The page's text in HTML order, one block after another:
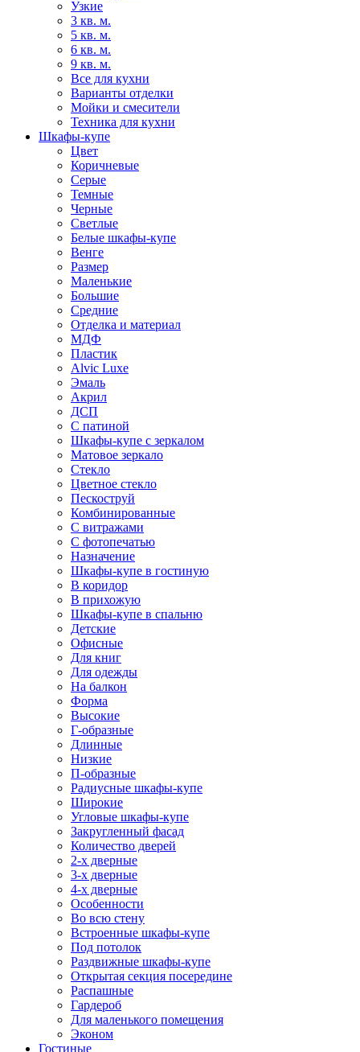
Узкие
3 кв. м.
5 кв. м.
6 кв. м.
9 кв. м.
Все для кухни
Варианты отделки
Мойки и смесители
Техника для кухни
Шкафы-купе
Цвет
Коричневые
Серые
Темные
Черные
Светлые
Белые шкафы-купе
Венге
Размер
Маленькие
Большие
Средние
Отделка и материал
МДФ
Пластик
Alvic Luxe
Эмаль
Акрил
ДСП
С патиной
Шкафы-купе с зеркалом
Матовое зеркало
Стекло
Цветное стекло
Пескоструй
Комбинированные
С витражами
С фотопечатью
Назначение
Шкафы-купе в гостиную
В коридор
В прихожую
Шкафы-купе в спальню
Детские
Офисные
Для книг
Для одежды
На балкон
Форма
Высокие
Г-образные
Длинные
Низкие
П-образные
Радиусные шкафы-купе
Широкие
Угловые шкафы-купе
Закругленный фасад
Количество дверей
2-х дверные
3-х дверные
4-х дверные
Особенности
Во всю стену
Встроенные шкафы-купе
Под потолок
Раздвижные шкафы-купе
Открытая секция посередине
Распашные
Гардероб
Для маленького помещения
Эконом
Гостиные